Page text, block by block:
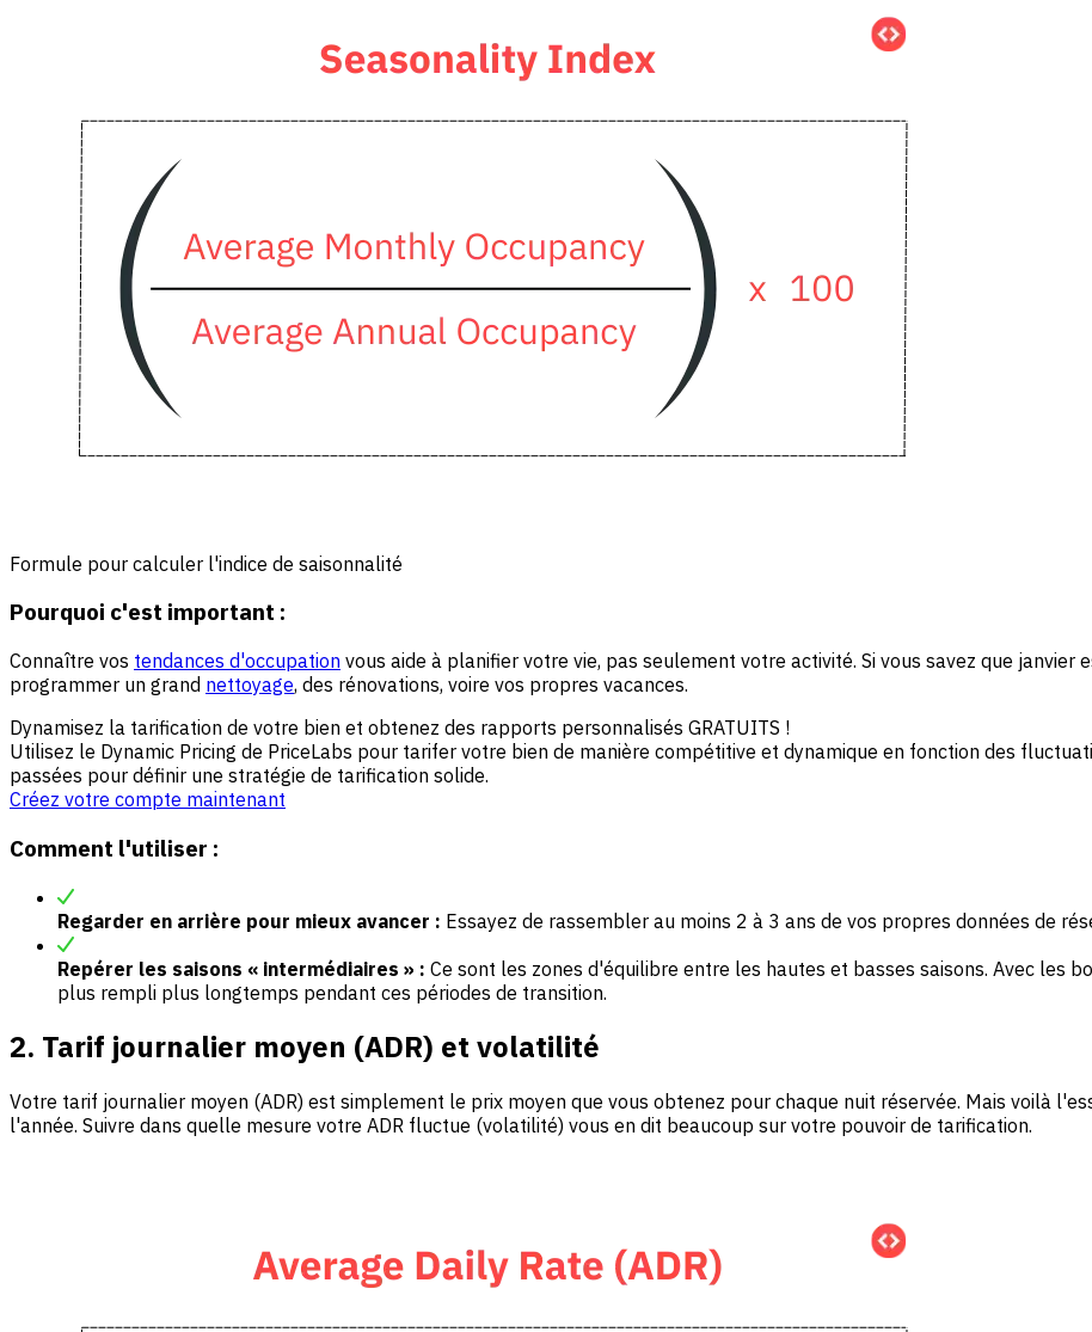
Formule pour calculer l'indice de saisonnalité
Pourquoi c'est important :
Connaître vos tendances d'occupation vous aide à planifier votre vie, pas seulement votre activité. Si vous savez que
programmer un grand nettoyage, des rénovations, voire vos propres vacances.
Dynamisez la tarification de votre bien et obtenez des rapports personnalisés GRATUITS !
Utilisez le Dynamic Pricing de PriceLabs pour tarifer votre bien de manière compétitive et dynamique en fonction des
passées pour définir une stratégie de tarification solide.
Créez votre compte maintenant
Comment l'utiliser :
Regarder en arrière pour mieux avancer : Essayez de rassembler au moins 2 à 3 ans de vos propres données de
Repérer les saisons « intermédiaires » : Ce sont les zones d'équilibre entre les hautes et basses saisons. Avec les
plus rempli plus longtemps pendant ces périodes de transition.
2. Tarif journalier moyen (ADR) et volatilité
Votre tarif journalier moyen (ADR) est simplement le prix moyen que vous obtenez pour chaque nuit réservée. Mais voilà
l'année. Suivre dans quelle mesure votre ADR fluctue (volatilité) vous en dit beaucoup sur votre pouvoir de tarification.